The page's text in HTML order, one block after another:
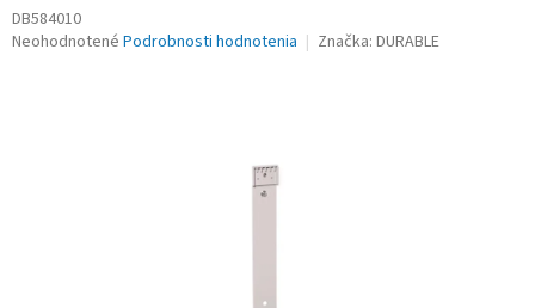
DB584010
Priemerné
Neohodnotené Podrobnosti hodnotenia Značka: DURABLE